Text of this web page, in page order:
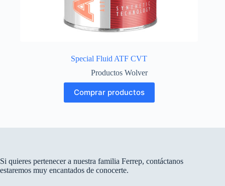
Special Fluid ATF CVT
Productos Wolver
Comprar productos
Si quieres pertenecer a nuestra familia Ferrep, contáctanos
estaremos muy encantados de conocerte.